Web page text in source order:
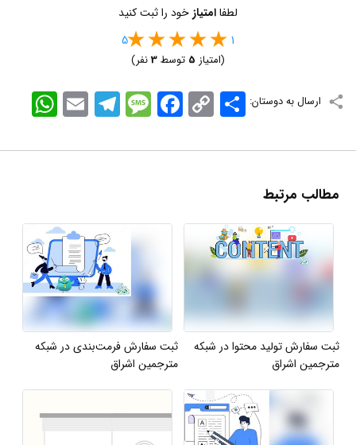
لطفاامتیاز خود را ثبت کنید
1
5
(امتیاز 5 توسط3نفر)
ارسال به دوستان: WhatsApp EmailTelegramMessageFacebook Copy
Link
اشتراک
مطالب مرتبط
ثبت سفارش تولید محتوا در شبکه
مترجمین اشراق
ثبت سفارش فرمت‌بندی در شبکه
مترجمین اشراق